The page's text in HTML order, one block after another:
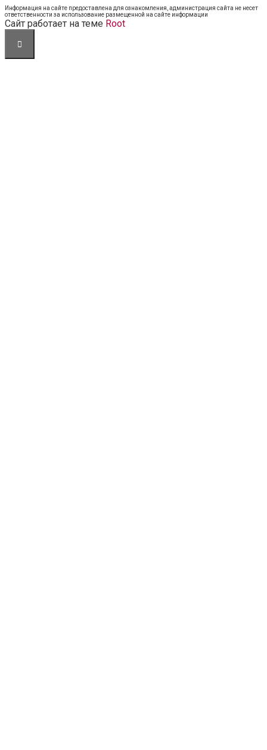
Информация на сайте предоставлена для ознакомления, администрация сайта не несет
ответственности за использование размещенной на сайте информации
Cайт работает на теме Root